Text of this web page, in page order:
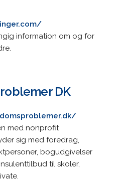
information om og for
DK
med nonprofit
sig med foredrag,
bogudgivelser
til skoler,